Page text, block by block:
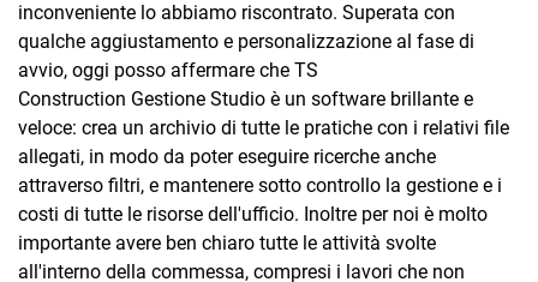
inconveniente lo abbiamo riscontrato. Superata con
qualche aggiustamento e personalizzazione al fase di
avvio, oggi posso affermare che TS
Construction Gestione Studio è un software brillante e
veloce: crea un archivio di tutte le pratiche con i relativi file
allegati, in modo da poter eseguire ricerche anche
attraverso filtri, e mantenere sotto controllo la gestione e i
costi di tutte le risorse dell'ufficio. Inoltre per noi è molto
importante avere ben chiaro tutte le attività svolte
all'interno della commessa, compresi i lavori che non